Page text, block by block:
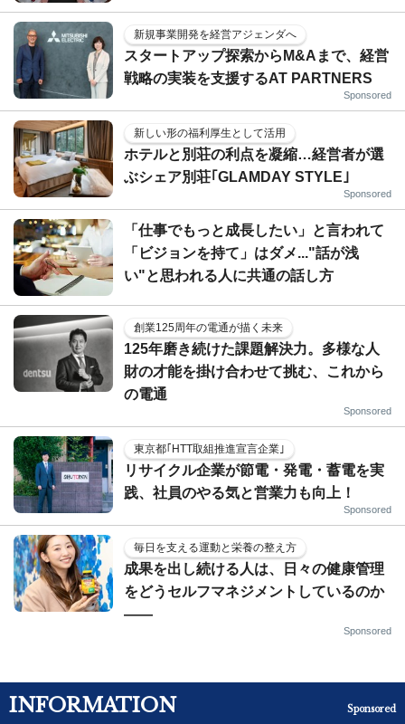
新規事業開発を経営アジェンダへ
スタートアップ探索からM&Aまで、経営
戦略の実装を支援するAT PARTNERS
Sponsored
新しい形の福利厚生として活用
ホテルと別荘の利点を凝縮…経営者が選
ぶシェア別荘｢GLAMDAY STYLE｣
Sponsored
「仕事でもっと成長したい」と言われて
「ビジョンを持て」はダメ..."話が浅
い"と思われる人に共通の話し方
創業125周年の電通が描く未来
125年磨き続けた課題解決力。多様な人
財の才能を掛け合わせて挑む、これから
の電通
Sponsored
東京都｢HTT取組推進宣言企業｣
リサイクル企業が節電・発電・蓄電を実
践、社員のやる気と営業力も向上！
Sponsored
毎日を支える運動と栄養の整え方
成果を出し続ける人は、日々の健康管理
をどうセルフマネジメントしているのか
——
Sponsored
INFORMATION Sponsored